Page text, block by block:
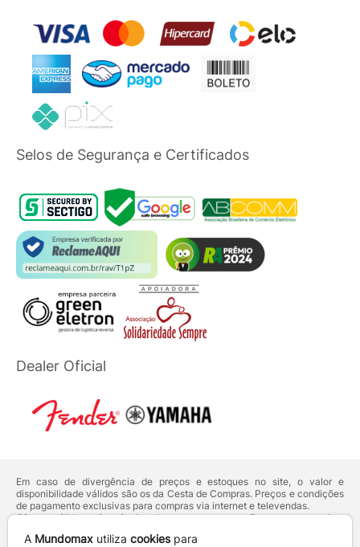
Selos de Segurança e Certificados
Dealer Oficial
Em caso de divergência de preços e estoques no site, o valor e
disponibilidade válidos são os da Cesta de Compras. Preços e condições
de pagamento exclusivas para compras via internet e televendas.
Ofertas válidas até o término de nossos estoques. Para compras acima
deVenda Corporativa.
A Mundomax utiliza cookiespara